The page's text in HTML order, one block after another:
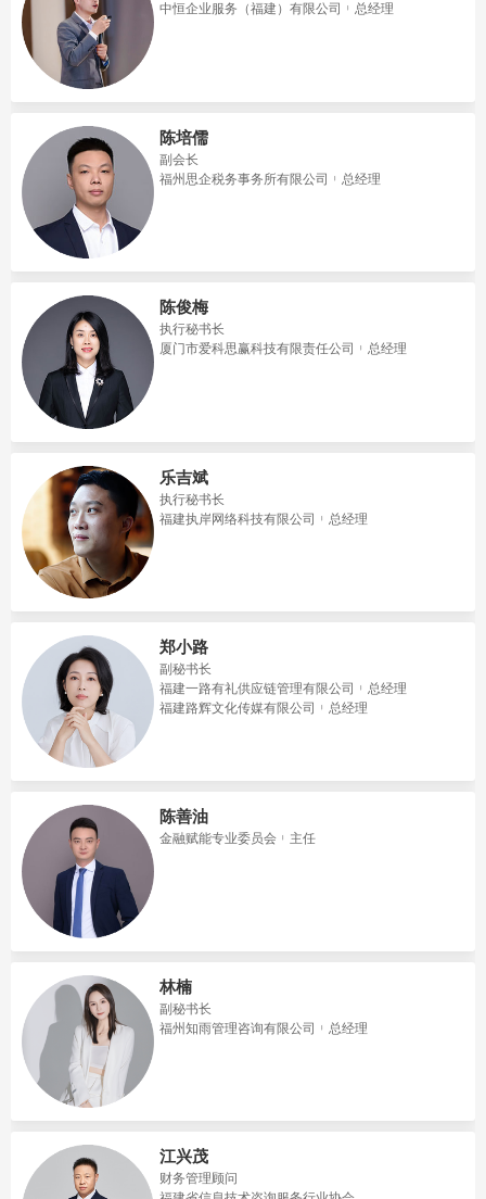
中恒企业服务（福建）有限公司
总经理
陈培儒
副会长
福州思企税务事务所有限公司
总经理
陈俊梅
执行秘书长
厦门市爱科思赢科技有限责任公司
总经理
乐吉斌
执行秘书长
福建执岸网络科技有限公司
总经理
郑小路
副秘书长
福建一路有礼供应链管理有限公司
总经理
福建路辉文化传媒有限公司
总经理
陈善油
金融赋能专业委员会 主任
林楠
副秘书长
福州知雨管理咨询有限公司
总经理
江兴茂
财务管理顾问